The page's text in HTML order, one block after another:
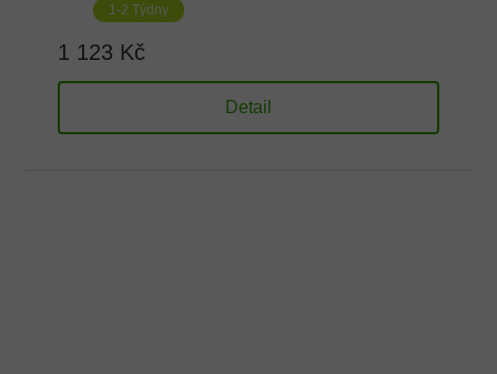
1-2 Týdny
1 123 Kč
Detail